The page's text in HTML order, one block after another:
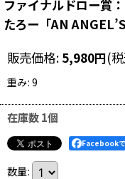
ファイナルドロー賞
たろー「AN
販売価格: 5,980円(
重み: 9
在庫数 1個
Facebook
数量: